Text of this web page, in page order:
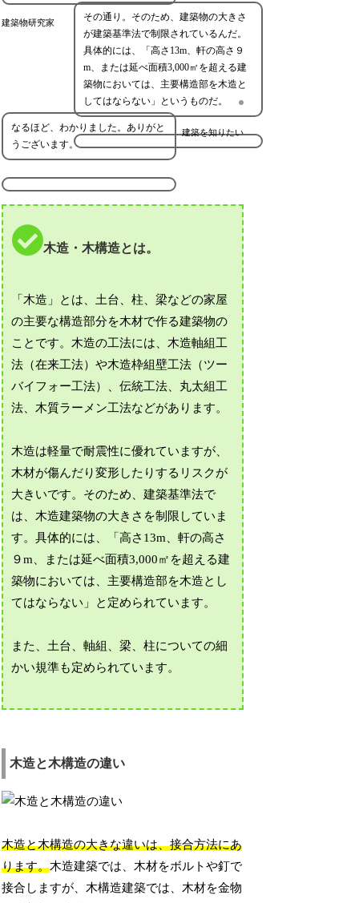
建築物研究家
その通り。そのため、建築物の大きさ
が建築基準法で制限されているんだ。
具体的には、「高さ13m、軒の高さ９
m、または延べ面積3,000㎡を超える建
築物においては、主要構造部を木造と
してはならない」というものだ。
建築を知りたい
なるほど、わかりました。ありがと
うございます。
木造・木構造とは。
「木造」とは、土台、柱、梁などの家屋
の主要な構造部分を木材で作る建築物の
ことです。木造の工法には、木造軸組工
法（在来工法）や木造枠組壁工法（ツー
バイフォー工法）、伝統工法、丸太組工
法、木質ラーメン工法などがあります。
木造は軽量で耐震性に優れていますが、
木材が傷んだり変形したりするリスクが
大きいです。そのため、建築基準法で
は、木造建築物の大きさを制限していま
す。具体的には、「高さ13m、軒の高さ
９m、または延べ面積3,000㎡を超える建
築物においては、主要構造部を木造とし
てはならない」と定められています。
また、土台、軸組、梁、柱についての細
かい規準も定められています。
木造と木構造の違い
木造と木構造の大きな違いは、接合方法にあ
ります。木造建築では、木材をボルトや釘で
接合しますが、木構造建築では、木材を金物